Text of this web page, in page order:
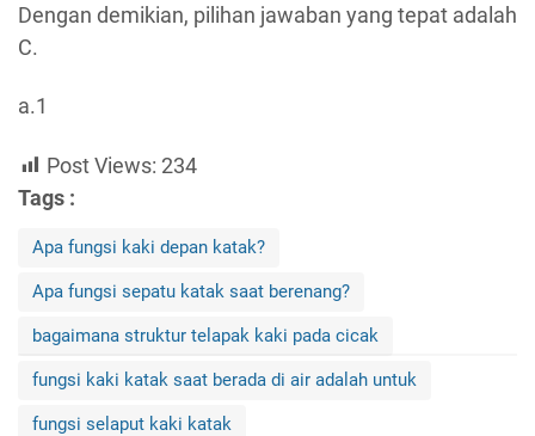
Dengan demikian, pilihan jawaban yang tepat adalah
C.
a.1
Post Views: 234
Tags :
Apa fungsi kaki depan katak?
Apa fungsi sepatu katak saat berenang?
bagaimana struktur telapak kaki pada cicak
fungsi kaki katak saat berada di air adalah untuk
fungsi selaput kaki katak